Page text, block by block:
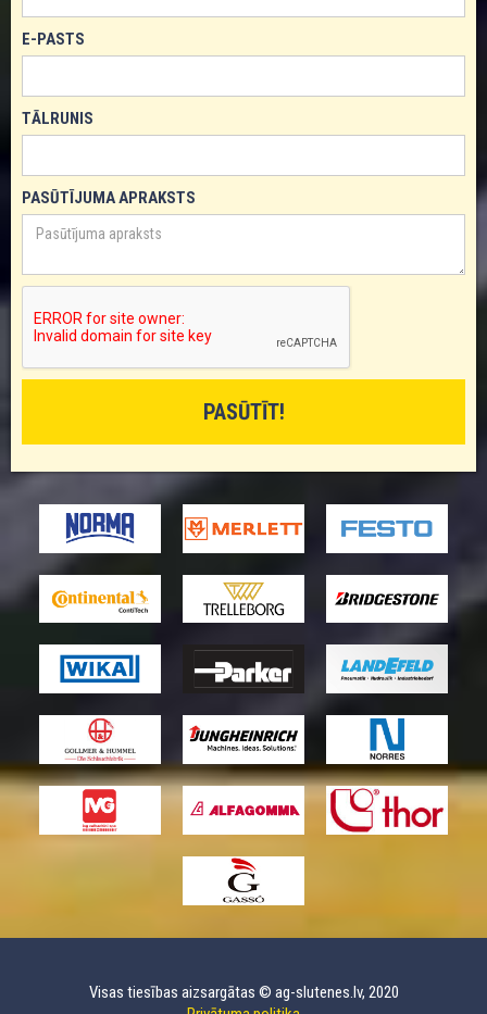
E-PASTS
TĀLRUNIS
PASŪTĪJUMA APRAKSTS
Visas tiesības aizsargātas © ag-slutenes.lv, 2020